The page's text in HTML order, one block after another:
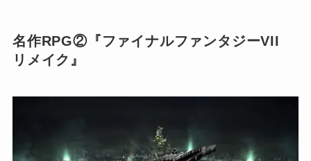
名作RPG②『ファイナルファンタジーVII
リメイク』